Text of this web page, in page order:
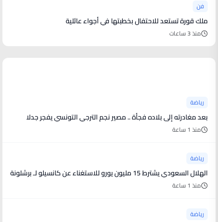
فن
ملك قورة تستعد للاحتفال بخطبتها في أجواء عائلية
منذ 3 ساعات
رياضة
بعد مغادرته إلى بلاده فجأة .. مصير نجم الترجي التونسي يفجر جدلا
منذ 1 ساعة
رياضة
الهلال السعودي يشترط 15 مليون يورو للاستغناء عن كانسيلو لـ برشلونة
منذ 1 ساعة
رياضة